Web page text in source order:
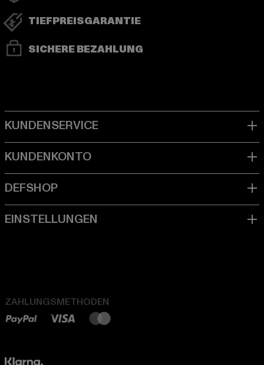
TIEFPREISGARANTIE
SICHERE BEZAHLUNG
ZAHLUNGSMETHODEN